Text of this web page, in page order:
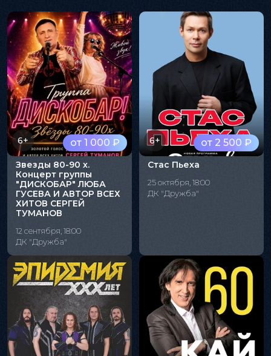
от 1 000 ₽
6+
Звезды 80-90 х.
Концерт группы
"ДИСКОБАР" ЛЮБА
ГУСЕВА И АВТОР ВСЕХ
ХИТОВ СЕРГЕЙ
ТУМАНОВ
12 сентября, 18:00
ДК "Дружба"
от 2 500 ₽
6+
Стас Пьеха
25 октября, 18:00
ДК "Дружба"